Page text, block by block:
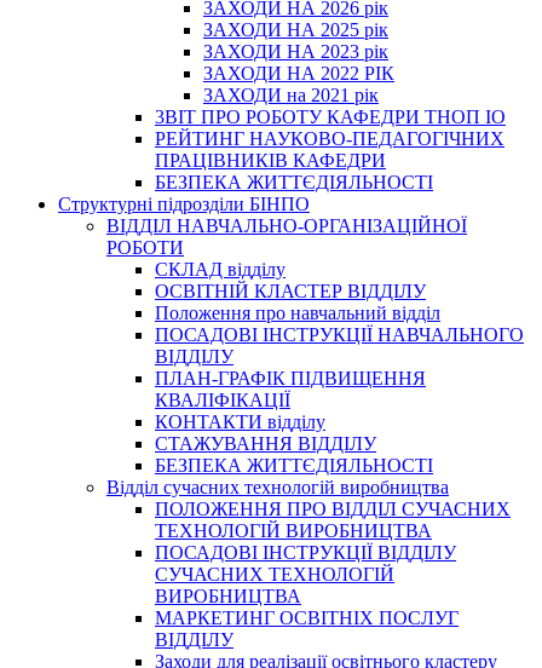
ЗАХОДИ НА 2026 рік
ЗАХОДИ НА 2025 рік
ЗАХОДИ НА 2023 рік
ЗАХОДИ НА 2022 РІК
ЗАХОДИ на 2021 рік
3BIT ПРО РОБОТУ КАФЕДРИ ТНОП ІО
РЕЙТИНГ НАУКОВО-ПЕДАГОГІЧНИХ
ПРАЦІВНИКІВ КАФЕДРИ
БЕЗПЕКА ЖИТТЄДІЯЛЬНОСТІ
Структурні підрозділи БІНПО
ВІДДІЛ НАВЧАЛЬНО-ОРГАНІЗАЦІЙНОЇ
РОБОТИ
СКЛАД відділу
ОСВІТНІЙ КЛАСТЕР ВІДДІЛУ
Положення про навчальний вiддiл
ПОСАДОВІ ІНСТРУКЦІЇ НАВЧАЛЬНОГО
ВІДДІЛУ
ПЛАН-ГРАФІК ПІДВИЩЕННЯ
КВАЛІФІКАЦІЇ
КОНТАКТИ відділу
СТАЖУВАННЯ ВІДДІЛУ
БЕЗПЕКА ЖИТТЄДІЯЛЬНОСТІ
Відділ сучасних технологій виробництва
ПОЛОЖЕННЯ ПРО ВІДДІЛ СУЧАСНИХ
ТЕХНОЛОГІЙ ВИРОБНИЦТВА
ПОСАДОВІ ІНСТРУКЦІЇ ВІДДІЛУ
СУЧАСНИХ ТЕХНОЛОГІЙ
ВИРОБНИЦТВА
МАРКЕТИНГ ОСВІТНІХ ПОСЛУГ
ВІДДІЛУ
Заходи для реалізації освітнього кластеру